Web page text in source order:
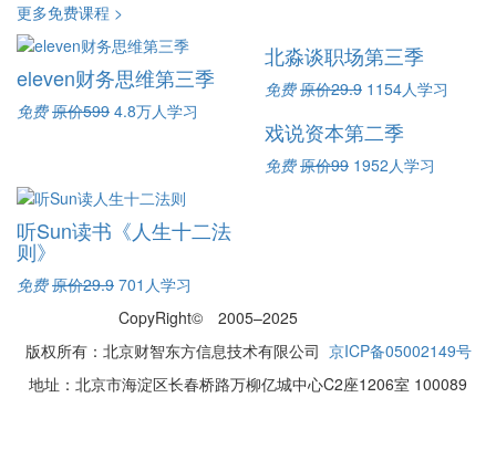
更多免费课程 >
eleven财务思维第三季
免费 原价599 4.8万人学习
北淼谈职场第三季
免费 原价29.9 1154人学习
戏说资本第二季
免费 原价99 1952人学习
听Sun读书《人生十二法
则》
免费 原价29.9 701人学习
CopyRight© 2005–2025
版权所有：北京财智东方信息技术有限公司 京ICP备05002149号
地址：北京市海淀区长春桥路万柳亿城中心C2座1206室 100089